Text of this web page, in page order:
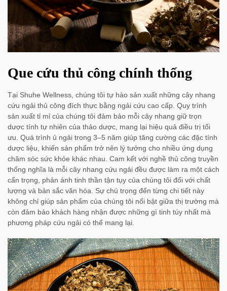
Que cứu thủ công chính thống
Tại Shuhe Wellness, chúng tôi tự hào sản xuất những cây nhang
cứu ngải thủ công đích thực bằng ngải cứu cao cấp. Quy trình
sản xuất tỉ mỉ của chúng tôi đảm bảo mỗi cây nhang giữ trọn
dược tính tự nhiên của thảo dược, mang lại hiệu quả điều trị tối
ưu. Quá trình ủ ngải trong 3–5 năm giúp tăng cường các đặc tính
dược liệu, khiến sản phẩm trở nên lý tưởng cho nhiều ứng dụng
chăm sóc sức khỏe khác nhau. Cam kết với nghề thủ công truyền
thống nghĩa là mỗi cây nhang cứu ngải đều được làm ra một cách
cẩn trọng, phản ánh tinh thần tận tụy của chúng tôi đối với chất
lượng và bản sắc văn hóa. Sự chú trọng đến từng chi tiết này
không chỉ giúp sản phẩm của chúng tôi nổi bật giữa thị trường mà
còn đảm bảo khách hàng nhận được những gì tinh túy nhất mà
phương pháp cứu ngải có thể mang lại.